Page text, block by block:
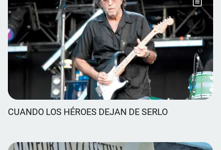
CUANDO LOS HÉROES DEJAN DE SERLO